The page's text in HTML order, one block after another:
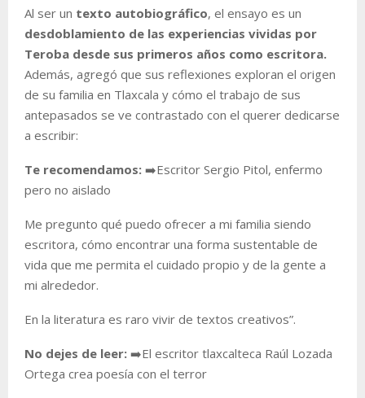
Al ser un texto autobiográfico, el ensayo es un
desdoblamiento de las experiencias vividas por
Teroba desde sus primeros años como escritora.
Además, agregó que sus reflexiones exploran el origen
de su familia en Tlaxcala y cómo el trabajo de sus
antepasados se ve contrastado con el querer dedicarse
a escribir:
Te recomendamos: ➡️Escritor Sergio Pitol, enfermo
pero no aislado
Me pregunto qué puedo ofrecer a mi familia siendo
escritora, cómo encontrar una forma sustentable de
vida que me permita el cuidado propio y de la gente a
mi alrededor.
En la literatura es raro vivir de textos creativos”.
No dejes de leer: ➡️El escritor tlaxcalteca Raúl Lozada
Ortega crea poesía con el terror